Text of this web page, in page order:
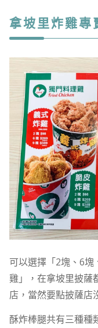
拿坡里炸雞專
可以選擇「2塊、6
雞」，在拿坡里披薩
店，當然要點披薩店
酥炸棒腿共有三種種